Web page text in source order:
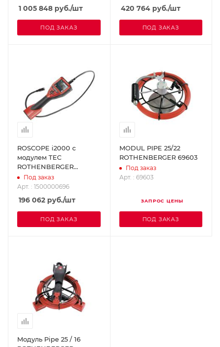
1 005 848 руб./шт
ПОД ЗАКАЗ
420 764руб./шт
ПОД ЗАКАЗ
ROSCOPE i2000 с
модулем TEC
ROTHENBERGER
1500000696
Под заказ
Арт. : 1500000696
196 062 руб./шт
ПОД ЗАКАЗ
MODUL PIPE 25/22
ROTHENBERGER 69603
Под заказ
Арт. : 69603
ЗАПРОС ЦЕНЫ
ПОД ЗАКАЗ
Moдуль Pipe 25 / 16